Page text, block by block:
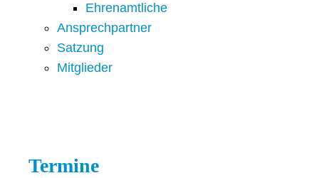
Ehrenamtliche
Ansprechpartner
Satzung
Mitglieder
Termine